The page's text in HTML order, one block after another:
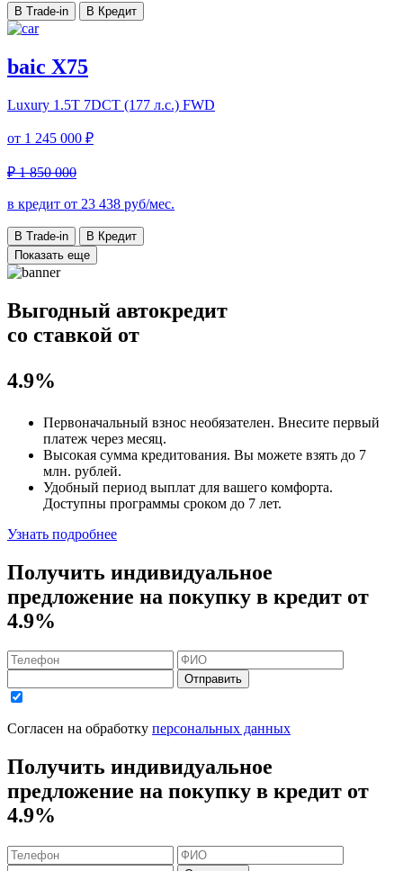
В Trade-in В Кредит
baic X75
Luxury 1.5T 7DCT (177 л.с.) FWD
от 1 245 000 ₽
₽ 1 850 000
в кредит от 23 438 руб/мес.
В Trade-in
В Кредит
Показать еще
Выгодный автокредит
со ставкой от
4.9%
Первоначальный взнос необязателен. Внесите первый
платеж через месяц.
Высокая сумма кредитования. Вы можете взять до 7
млн. рублей.
Удобный период выплат для вашего комфорта.
Доступны программы сроком до 7 лет.
Узнать подробнее
Получить индивидуальное
предложение на покупку в кредит от
4.9%
Отправить
Согласен на обработку персональных данных
Получить индивидуальное
предложение на покупку в кредит от
4.9%